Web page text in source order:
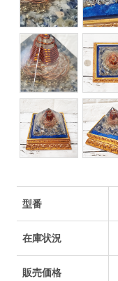
型番
在庫状況
販売価格